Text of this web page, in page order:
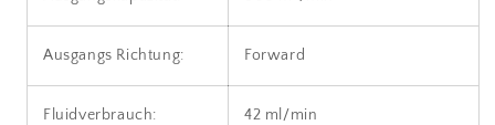
Ausgangs Richtung: Forward
Fluidverbrauch: 42 ml/min